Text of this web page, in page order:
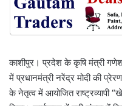
काशीपुर। प्रदेश के कृषि मंत्री
में प्रधानमंत्री नरेंद्र मोदी की
के नेतृत्व में आयोजित राष्ट्रव्यापी